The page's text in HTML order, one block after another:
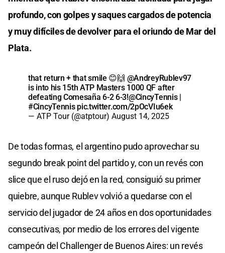
profundo, con golpes y saques cargados de potencia
y muy difíciles de devolver para el oriundo de Mar del
Plata.
that return + that smile 😊🙌 @AndreyRublev97
is into his 15th ATP Masters 1000 QF after
defeating Comesaña 6-2 6-3!@CincyTennis|
#CincyTennis pic.twitter.com/2pOcVIu6ek
— ATP Tour (@atptour) August 14, 2025
De todas formas, el argentino pudo aprovechar su
segundo break point del partido y, con un revés con
slice que el ruso dejó en la red, consiguió su primer
quiebre, aunque Rublev volvió a quedarse con el
servicio del jugador de 24 años en dos oportunidades
consecutivas, por medio de los errores del vigente
campeón del Challenger de Buenos Aires: un revés